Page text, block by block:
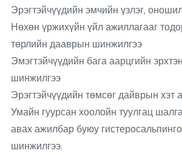
Эрэгтэйчүүдийн эмчийн үзлэг,
Нөхөн үржихүйн үйл ажиллагааг
төрлийн дааврын шинжилгээ
Эмэгтэйчүүдийн бага аарцгийн
шинжилгээ
Эрэгтэйчүүдийн төмсөг дайврын хэт
Умайн гуурсан хоолойн туулгац
авах ажилбар буюу
шинжилгээ.